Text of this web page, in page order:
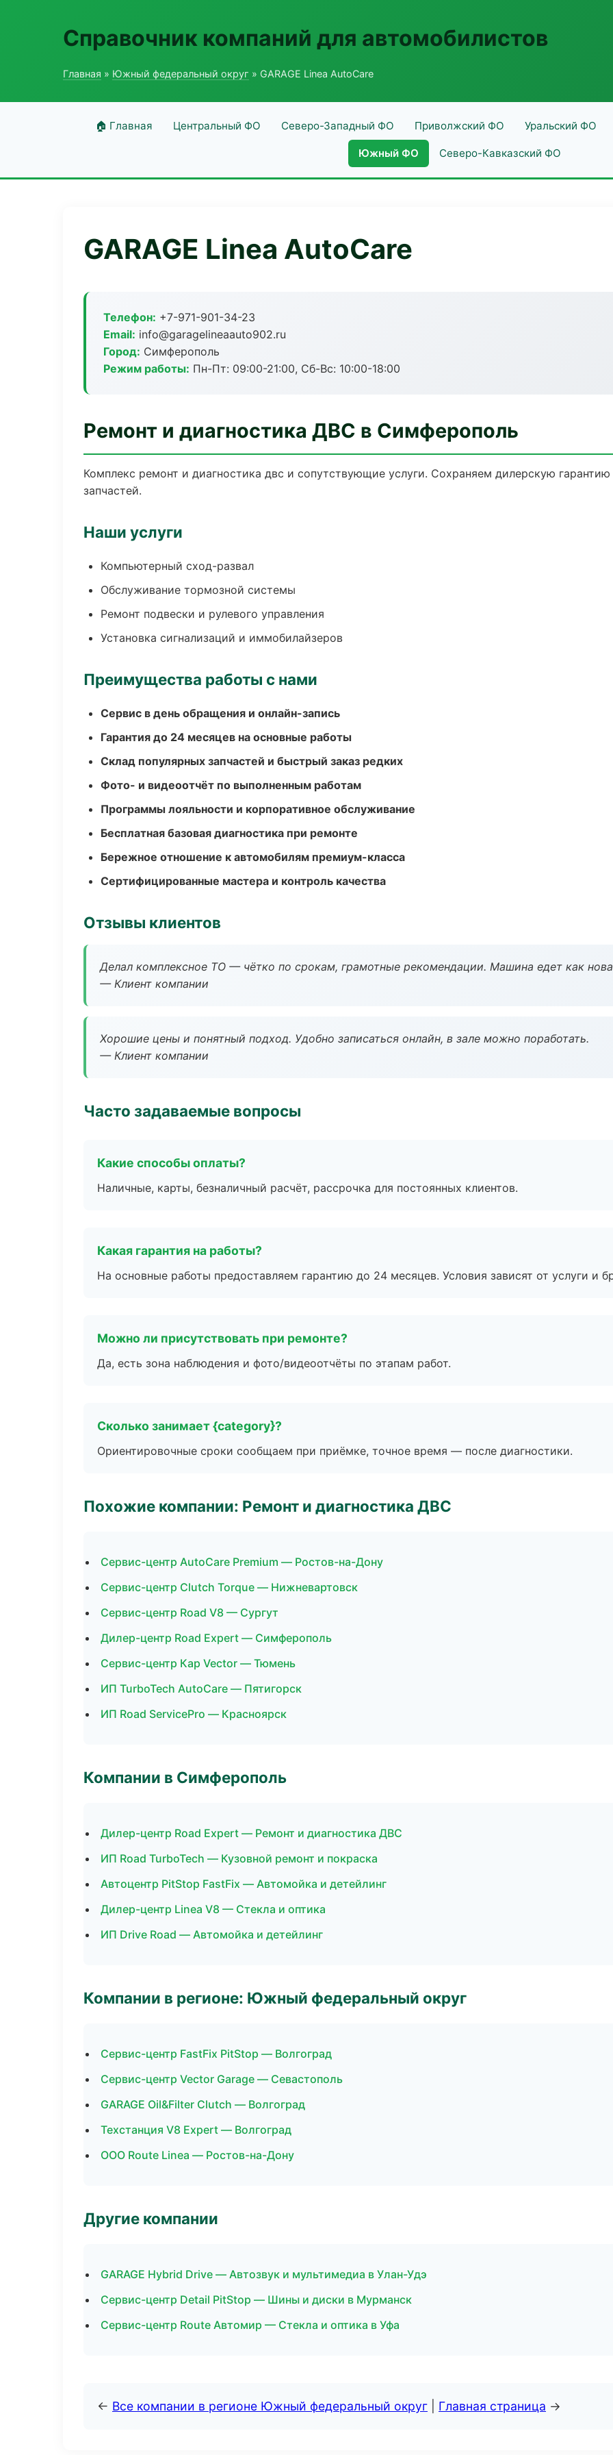
Справочник компаний для автомобилистов
Главная » Южный федеральный округ » GARAGE Linea AutoCare
🏠 Главная Центральный ФО Северо-Западный ФО Приволжский ФО Уральский ФО
Южный ФО Северо-Кавказский ФО
GARAGE Linea AutoCare
Телефон: +7-971-901-34-23
Email: info@garagelineaauto902.ru
Город: Симферополь
Режим работы: Пн-Пт: 09:00-21:00, Сб-Вс: 10:00-18:00
Ремонт и диагностика ДВС в Симферополь
Комплекс ремонт и диагностика двс и сопутствующие услуги. Сохраняем дилерскую
запчастей.
Наши услуги
Компьютерный сход-развал
Обслуживание тормозной системы
Ремонт подвески и рулевого управления
Установка сигнализаций и иммобилайзеров
Преимущества работы с нами
Сервис в день обращения и онлайн-запись
Гарантия до 24 месяцев на основные работы
Склад популярных запчастей и быстрый заказ редких
Фото- и видеоотчёт по выполненным работам
Программы лояльности и корпоративное обслуживание
Бесплатная базовая диагностика при ремонте
Бережное отношение к автомобилям премиум-класса
Сертифицированные мастера и контроль качества
Отзывы клиентов
Делал комплексное ТО — чётко по срокам, грамотные рекомендации. Машина едет как
— Клиент компании
Хорошие цены и понятный подход. Удобно записаться онлайн, в зале можно поработать.
— Клиент компании
Часто задаваемые вопросы
Какие способы оплаты?
Наличные, карты, безналичный расчёт, рассрочка для постоянных клиентов.
Какая гарантия на работы?
На основные работы предоставляем гарантию до 24 месяцев. Условия зависят от услуги и
Можно ли присутствовать при ремонте?
Да, есть зона наблюдения и фото/видеоотчёты по этапам работ.
Сколько занимает {category}?
Ориентировочные сроки сообщаем при приёмке, точное время — после диагностики.
Похожие компании: Ремонт и диагностика ДВС
Сервис-центр AutoCare Premium — Ростов-на-Дону
Сервис-центр Clutch Torque — Нижневартовск
Сервис-центр Road V8 — Сургут
Дилер-центр Road Expert — Симферополь
Сервис-центр Кар Vector — Тюмень
ИП TurboTech AutoCare — Пятигорск
ИП Road ServicePro — Красноярск
Компании в Симферополь
Дилер-центр Road Expert — Ремонт и диагностика ДВС
ИП Road TurboTech — Кузовной ремонт и покраска
Автоцентр PitStop FastFix — Автомойка и детейлинг
Дилер-центр Linea V8 — Стекла и оптика
ИП Drive Road — Автомойка и детейлинг
Компании в регионе: Южный федеральный округ
Сервис-центр FastFix PitStop — Волгоград
Сервис-центр Vector Garage — Севастополь
GARAGE Oil&Filter Clutch — Волгоград
Техстанция V8 Expert — Волгоград
ООО Route Linea — Ростов-на-Дону
Другие компании
GARAGE Hybrid Drive — Автозвук и мультимедиа в Улан-Удэ
Сервис-центр Detail PitStop — Шины и диски в Мурманск
Сервис-центр Route Автомир — Стекла и оптика в Уфа
← Все компании в регионе Южный федеральный округ Главная страница →